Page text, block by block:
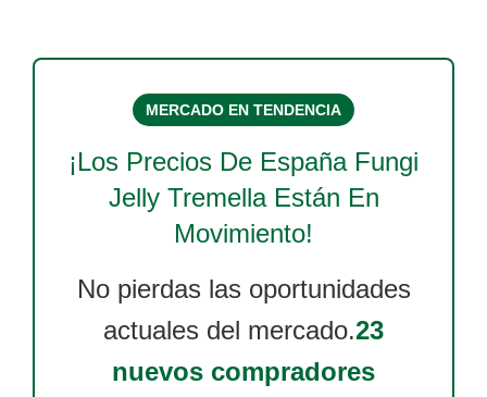
MERCADO EN TENDENCIA
¡Los Precios De España Fungi
Jelly TremellaEstán En
Movimiento!
No pierdas las oportunidades
actuales del mercado.23
nuevos compradores